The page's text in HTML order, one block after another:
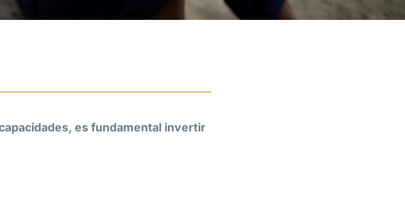
es fundamental invertir